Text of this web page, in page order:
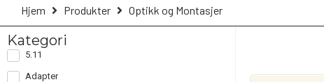
Hjem Produkter Optikk og Montasjer
Kategori
5.11
Adapter